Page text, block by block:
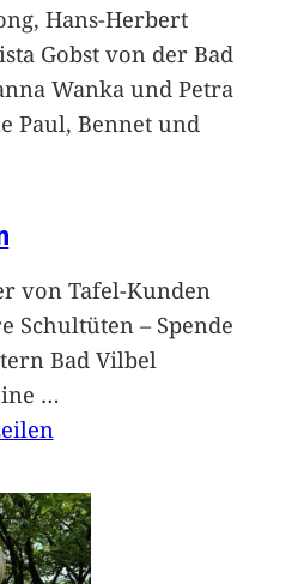
Hans-Herbert
Gobst von der Bad
Wanka und Petra
Paul, Bennet und
von Tafel-Kunden
Schultüten – Spende
Bad Vilbel
…